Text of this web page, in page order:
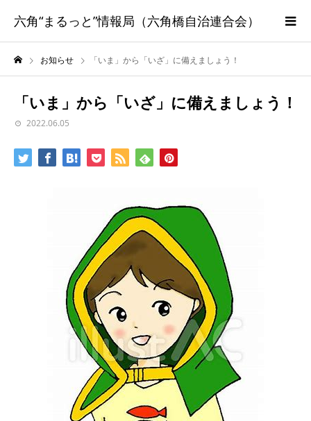
六角“まるっと”情報局（六角橋自治連合会）
お知らせ 「いま」から「いざ」に備えましょう！
「いま」から「いざ」に備えましょう！
2022.06.05